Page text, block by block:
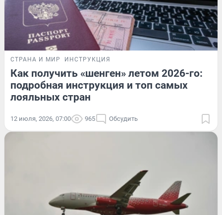
СТРАНА И МИР ИНСТРУКЦИЯ
Как получить «шенген» летом 2026-го:
подробная инструкция и топ самых
лояльных стран
12 июля, 2026, 07:00 965 Обсудить